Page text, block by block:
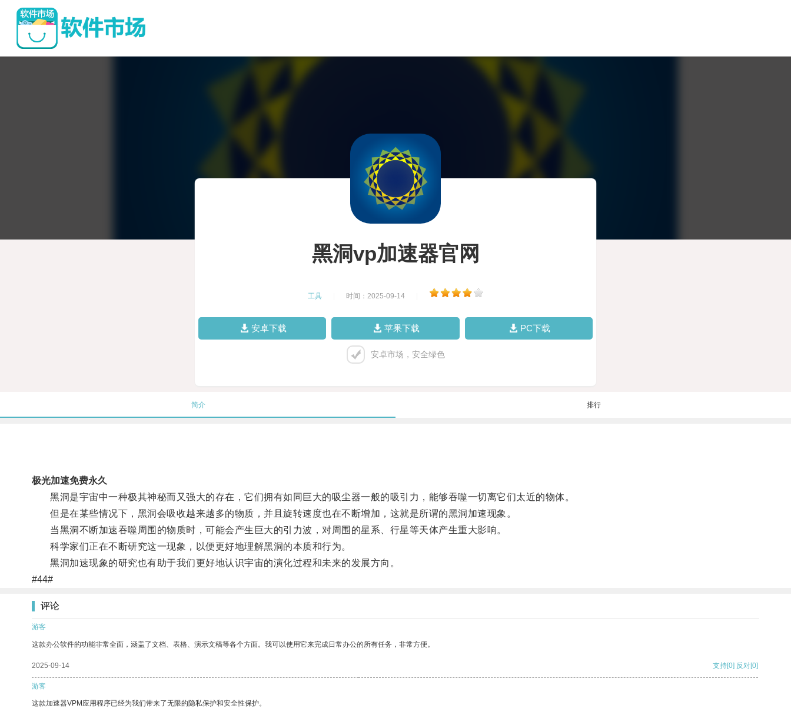
黑洞vp加速器官网
工具 时间：2025-09-14
安卓下载 苹果下载 PC下载
安卓市场，安全绿色
简介 排行
极光加速免费永久
黑洞是宇宙中一种极其神秘而又强大的存在，它们拥有如同巨大的吸尘器一般的吸引力，能够吞噬一切离它们太近的物体。
但是在某些情况下，黑洞会吸收越来越多的物质，并且旋转速度也在不断增加，这就是所谓的黑洞加速现象。
当黑洞不断加速吞噬周围的物质时，可能会产生巨大的引力波，对周围的星系、行星等天体产生重大影响。
科学家们正在不断研究这一现象，以便更好地理解黑洞的本质和行为。
黑洞加速现象的研究也有助于我们更好地认识宇宙的演化过程和未来的发展方向。
#44#
评论
游客
这款办公软件的功能非常全面，涵盖了文档、表格、演示文稿等各个方面。我可以使用它来完成日常办公的所有任务，非常方便。
2025-09-14 支持[0] 反对[0]
游客
这款加速器VPM应用程序已经为我们带来了无限的隐私保护和安全性保护。